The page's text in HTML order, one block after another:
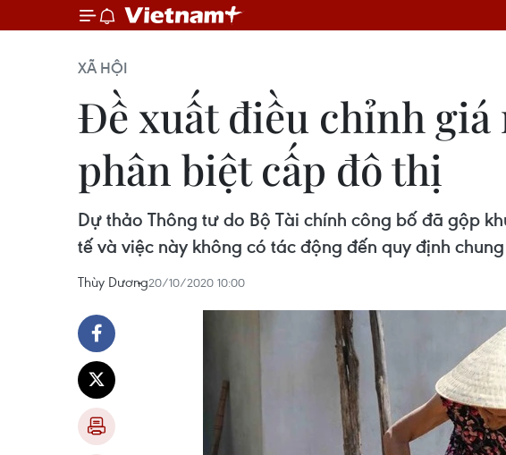
XÃ HỘI
Đề xuất điều chỉnh giá
phân biệt cấp đô thị
Dự thảo Thông tư do Bộ Tài chính công bố đã gộp
tế và việc này không có tác động đến quy định
Thùy Dương20/10/2020 10:00